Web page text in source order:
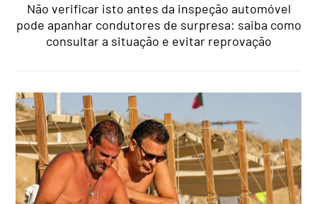
Não verificar isto antes da inspeção automóvel
pode apanhar condutores de surpresa: saiba como
consultar a situação e evitar reprovação